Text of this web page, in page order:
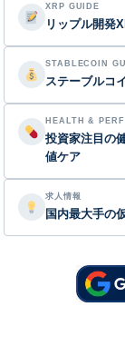
XRP GUIDE
リップル開発
STABLECOIN
ステーブルコ
HEALTH &
投資家注目の
値ケア
求人情報
国内最大手の